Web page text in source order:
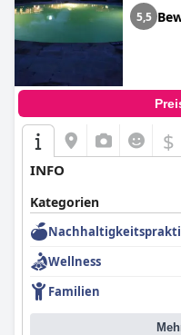
5,5
$
INFO
Kategorien
Wellness
Familien